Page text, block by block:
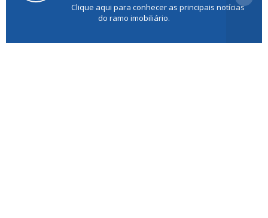
Clique aqui para conhecer as principais notícias
do ramo imobiliário.